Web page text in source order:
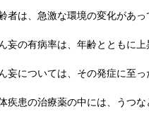
者は、急激な環境の変化があ
妄の有病率は、年齢とともに上
妄については、その発症に至
疾患の治療薬の中には、うつ